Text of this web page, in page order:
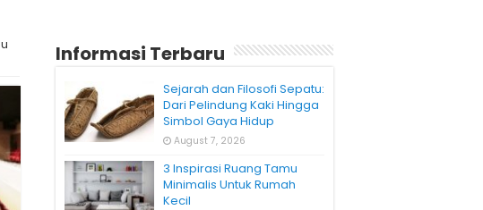
Informasi Terbaru
Sejarah dan Filosofi Sepatu:
Dari Pelindung Kaki Hingga
Simbol Gaya Hidup
August 7, 2026
3 Inspirasi Ruang Tamu
Minimalis Untuk Rumah
Kecil